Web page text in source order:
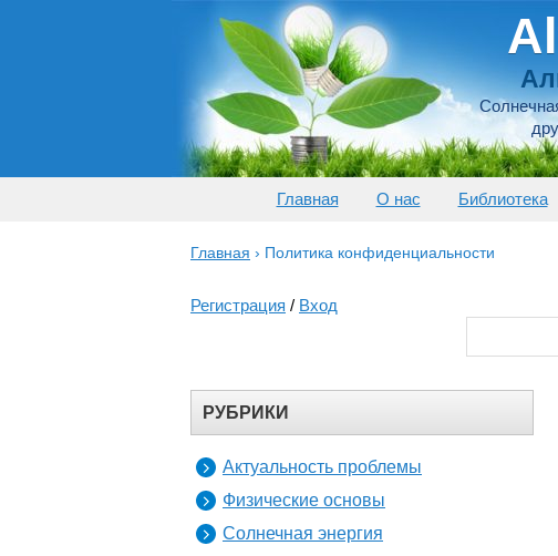
Главная О нас Библиотека
Главная › Политика конфиденциальности
Регистрация / Вход
РУБРИКИ
Актуальность проблемы
Физические основы
Солнечная энергия